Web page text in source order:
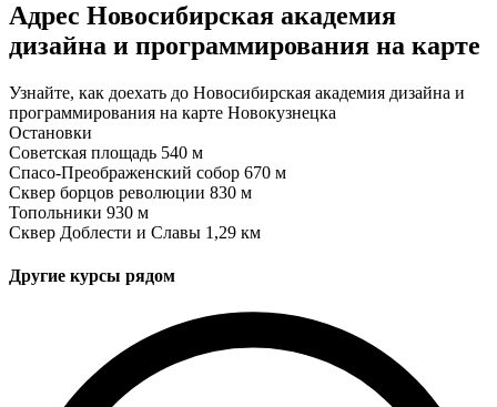
Адрес Новосибирская академия
дизайна и программирования на карте
Узнайте, как доехать до Новосибирская академия дизайна и
программирования на карте Новокузнецка
Остановки
Советская площадь 540 м
Спасо-Преображенский собор 670 м
Сквер борцов революции 830 м
Топольники 930 м
Сквер Доблести и Славы 1,29 км
Другие курсы рядом